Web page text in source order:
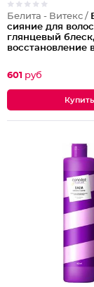
Белита - Витекс /
сияние для
глянцевый блеск,
восстановление
601 руб